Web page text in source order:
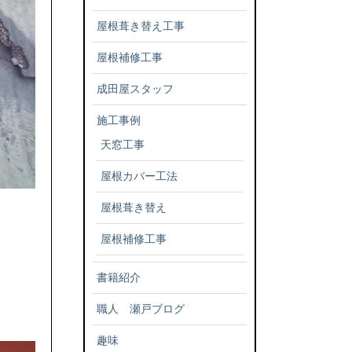
屋根葺き替え工事
屋根補修工事
成田屋スタッフ
施工事例
天窓工事
屋根カバー工法
屋根葺き替え
屋根補修工事
書籍紹介
職人 瀬戸ブログ
趣味